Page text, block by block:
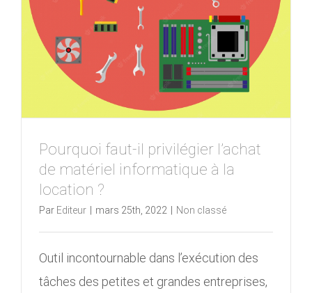
Pourquoi faut-il privilégier l’achat
de matériel informatique à la
location ?
Par Editeur mars 25th, 2022 Non classé
Outil incontournable dans l’exécution des
tâches des petites et grandes entreprises,